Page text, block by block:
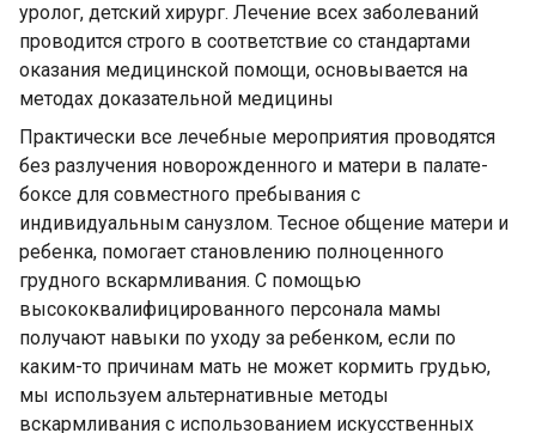
уролог, детский хирург. Лечение всех заболеваний
проводится строго в соответствие со стандартами
оказания медицинской помощи, основывается на
методах доказательной медицины
Практически все лечебные мероприятия проводятся
без разлучения новорожденного и матери в палате-
боксе для совместного пребывания с
индивидуальным санузлом. Тесное общение матери и
ребенка, помогает становлению полноценного
грудного вскармливания. С помощью
высококвалифицированного персонала мамы
получают навыки по уходу за ребенком, если по
каким-то причинам мать не может кормить грудью,
мы используем альтернативные методы
вскармливания с использованием искусственных